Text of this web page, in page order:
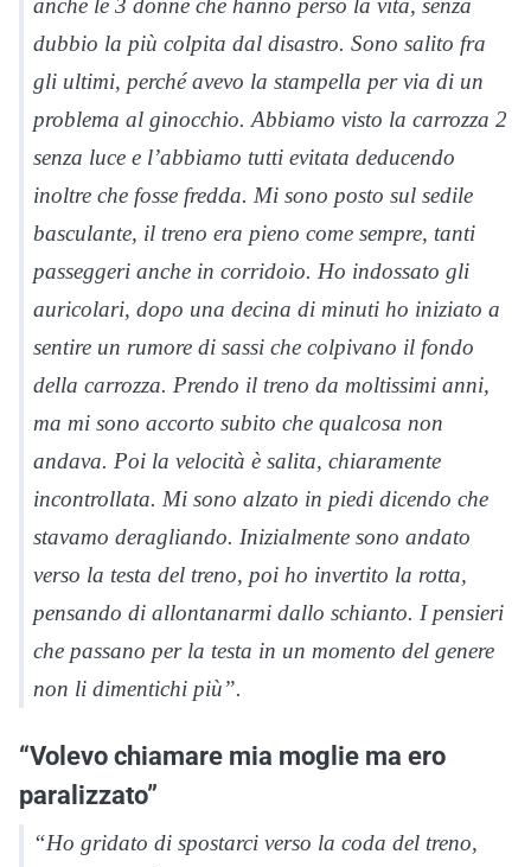
anche le 3 donne che hanno perso la vita, senza
dubbio la più colpita dal disastro. Sono salito fra
gli ultimi, perché avevo la stampella per via di un
problema al ginocchio. Abbiamo visto la carrozza 2
senza luce e l’abbiamo tutti evitata deducendo
inoltre che fosse fredda. Mi sono posto sul sedile
basculante, il treno era pieno come sempre, tanti
passeggeri anche in corridoio. Ho indossato gli
auricolari, dopo una decina di minuti ho iniziato a
sentire un rumore di sassi che colpivano il fondo
della carrozza. Prendo il treno da moltissimi anni,
ma mi sono accorto subito che qualcosa non
andava. Poi la velocità è salita, chiaramente
incontrollata. Mi sono alzato in piedi dicendo che
stavamo deragliando. Inizialmente sono andato
verso la testa del treno, poi ho invertito la rotta,
pensando di allontanarmi dallo schianto. I pensieri
che passano per la testa in un momento del genere
non li dimentichi più”.
“Volevo chiamare mia moglie ma ero
paralizzato”
“Ho gridato di spostarci verso la coda del treno,